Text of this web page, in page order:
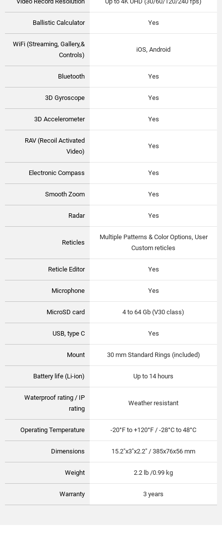
Ballistic Calculator Yes
WiFi (Streaming, Gallery,&
Controls)
iOS, Android
Bluetooth Yes
3D Gyroscope Yes
3D Accelerometer Yes
RAV (Recoil Activated
Video)
Yes
Electronic Compass Yes
Smooth Zoom Yes
Radar Yes
Reticles
Multiple Patterns & Color Options, User
Custom reticles
Reticle Editor Yes
Microphone Yes
MicroSD card 4 to 64 Gb (V30 class)
USB, type C Yes
Mount 30 mm Standard Rings (included)
Battery life (Li-ion) Up to 14 hours
Waterproof rating / IP
rating
Weather resistant
Operating Temperature -20°F to +120°F / -28°C to 48°C
Dimensions 15.2"x3"x2.2" / 385x76x56 mm
Weight 2.2 lb /0.99 kg
Warranty 3 years